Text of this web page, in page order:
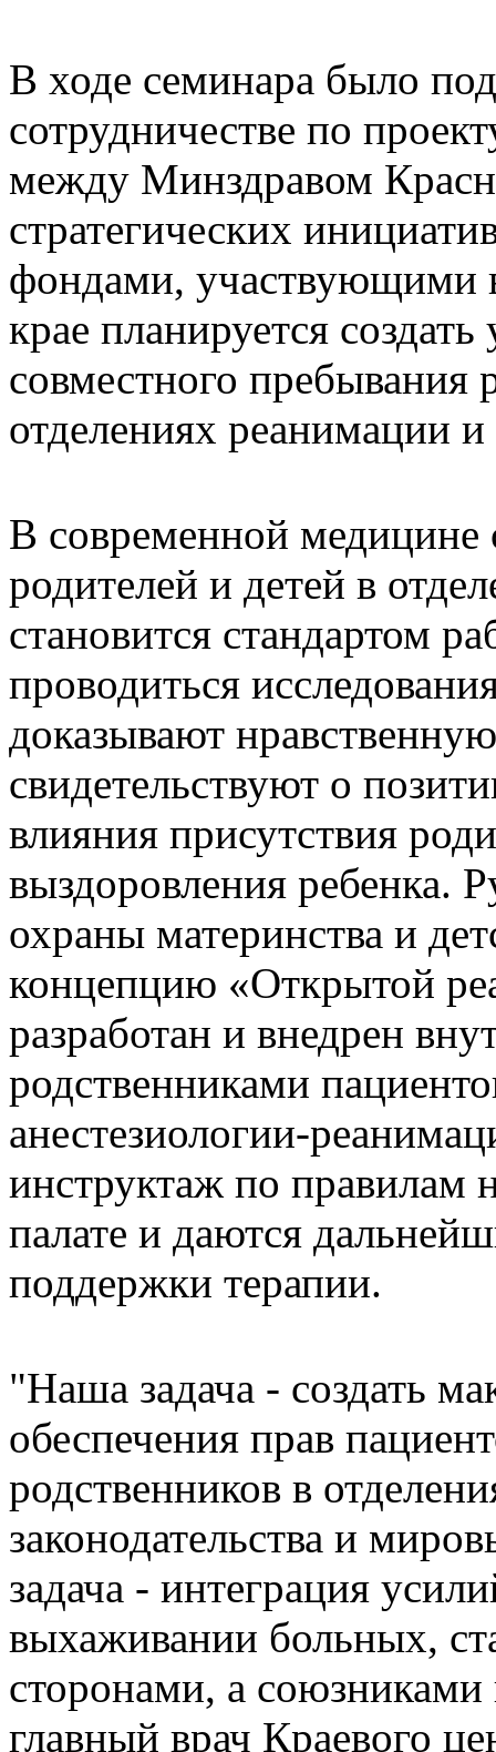
В ходе семинара было
сотрудничестве по
между Минздравом
стратегических
фондами, участвующими
крае планируется
совместного пребывания
отделениях реанимации
В современной медицине
родителей и детей в
становится стандартом
проводиться
доказывают
свидетельствуют о
влияния присутствия
выздоровления ребенка.
охраны материнства и
концепцию «Открытой
разработан и внедрен
родственниками
анестезиологии-
инструктаж по правилам
палате и даются
поддержки терапии.
"Наша задача - создать
обеспечения прав
родственников в
законодательства и
задача - интеграция
выхаживании больных,
сторонами, а
главный врач Краевого